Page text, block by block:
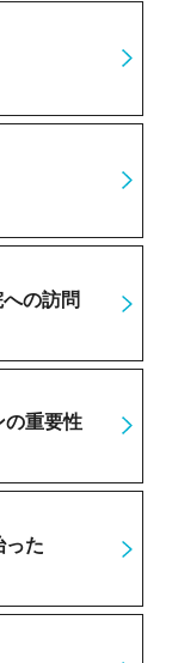
の訪問
の重要性
った